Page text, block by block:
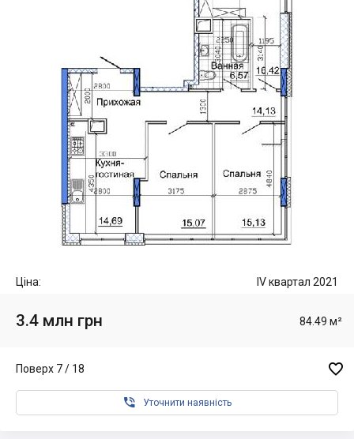
Ціна: IV квартал 2021
3.4 млн грн 84.49 м²
Поверх 7 / 18 
 Уточнити наявність